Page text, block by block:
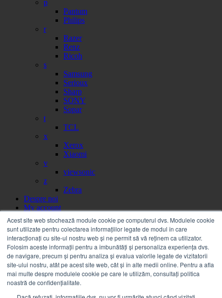
Acest site web stochează module cookie pe computerul dvs. Modulele cookie
sunt utilizate pentru colectarea informațiilor legate de modul în care
interacționați cu site-ul nostru web și ne permit să vă reținem ca utilizator.
Folosim aceste informații pentru a îmbunătăți și personaliza experiența dvs.
de navigare, precum și pentru analiza și evalua valorile legate de vizitatorii
site-ului nostru, atât pe acest site web, cât și în alte medii online. Pentru a afla
mai multe despre modulele cookie pe care le utilizăm, consultați politica
noastră de confidențialitate.
p
Pantum
Philips
r
Razer
Renz
Ricoh
s
Samsung
Serioux
Sharp
SONY
Sopar
t
TCL
x
Xerox
Xiaomi
v
viewsonic
z
Zebra
Despre noi
My account
Partener
Portal facturi
Sesizare
Citire contor
Help
Servicii
Service on call
Estico – Soluții de Print & IT pentru Companii
FSMA – Full Service Maintenance Agreement